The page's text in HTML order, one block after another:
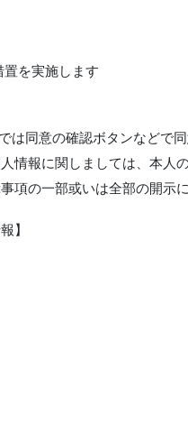
を実施します
同意の確認ボタンなどで
情報に関しましては、本人
の一部或いは全部の開示
報】